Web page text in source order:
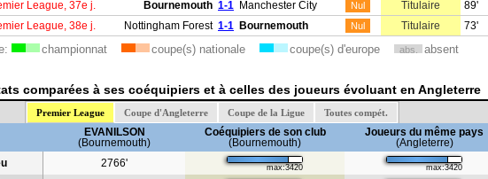
League, 37e j. Bournemouth 1-1 Manchester City Nul Titulaire
89'
League, 38e j. Nottingham Forest 1-1 Bournemouth Nul Titulaire 73'
championnat coupe(s) nationale coupe(s) d'europe abs. absent
comparées à ses coéquipiers et à celles des joueurs évoluant en Angleterre
Premier League Coupe d'Angleterre Coupe de la Ligue Toutes compét.
EVANILSON
(Bournemouth)
Coéquipiers de son club
(Bournemouth)
Joueurs du même pays
(Angleterre)
2766' max:3420 max:3420